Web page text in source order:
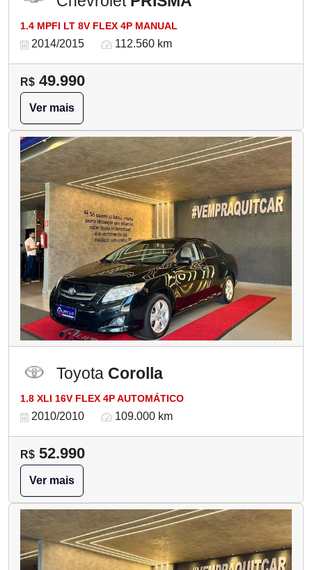
1.4 MPFI LT 8V FLEX 4P MANUAL
2014/2015 112.560 km
R$ 49.990
Ver mais
Toyota Corolla
1.8 XLI 16V FLEX 4P AUTOMÁTICO
2010/2010 109.000 km
R$ 52.990
Ver mais